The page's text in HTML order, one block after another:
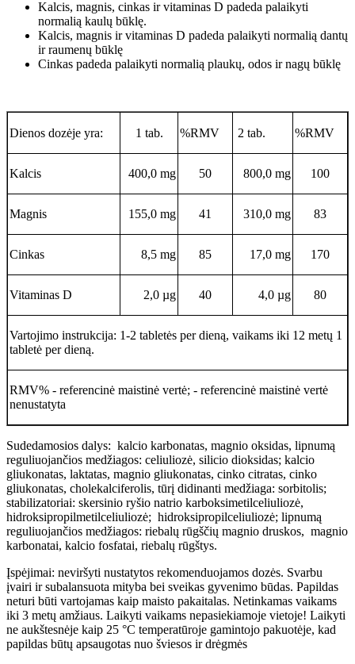
Kalcis, magnis, cinkas ir vitaminas D padeda palaikyti
normalią kaulų būklę.
Kalcis, magnis ir vitaminas D padeda palaikyti normalią dantų
ir raumenų būklę
Cinkas padeda palaikyti normalią plaukų, odos ir nagų būklę
Dienos dozėje yra: 1 tab. %RMV 2 tab. %RMV
Kalcis 400,0 mg 50 800,0 mg 100
Magnis 155,0 mg 41 310,0 mg 83
Cinkas 8,5 mg 85 17,0 mg 170
Vitaminas D 2,0 µg 40 4,0 µg 80
Vartojimo instrukcija: 1-2 tabletės per dieną, vaikams iki 12 metų 1
tabletė per dieną.
RMV% - referencinė maistinė vertė; - referencinė maistinė vertė
nenustatyta
Sudedamosios dalys: kalcio karbonatas, magnio oksidas, lipnumą
reguliuojančios medžiagos: celiuliozė, silicio dioksidas; kalcio
gliukonatas, laktatas, magnio gliukonatas, cinko citratas, cinko
gliukonatas, cholekalciferolis, tūrį didinanti medžiaga: sorbitolis;
stabilizatoriai: skersinio ryšio natrio karboksimetilceliuliozė,
hidroksipropilmetilceliuliozė; hidroksipropilceliuliozė; lipnumą
reguliuojančios medžiagos: riebalų rūgščių magnio druskos, magnio
karbonatai, kalcio fosfatai, riebalų rūgštys.
Įspėjimai: neviršyti nustatytos rekomenduojamos dozės. Svarbu
įvairi ir subalansuota mityba bei sveikas gyvenimo būdas. Papildas
neturi būti vartojamas kaip maisto pakaitalas. Netinkamas vaikams
iki 3 metų amžiaus. Laikyti vaikams nepasiekiamoje vietoje! Laikyti
ne aukštesnėje kaip 25 °C temperatūroje gamintojo pakuotėje, kad
papildas būtų apsaugotas nuo šviesos ir drėgmės